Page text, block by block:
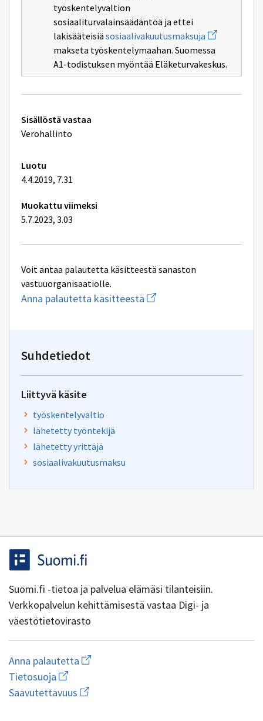
työskentelyvaltion
sosiaaliturvalainsäädäntöä ja ettei
lakisääteisiä sosiaalivakuutusmaksuja Avaa
uuden
ikkunan
sivulle
makseta työskentelymaahan. Suomessa
A1-todistuksen myöntää Eläketurvakeskus.
Tekniset
lisätiedot
Sisällöstä vastaa
Verohallinto
Luotu
4.4.2019, 7.31
Muokattu viimeksi
5.7.2023, 3.03
Voit antaa palautetta käsitteestä sanaston
vastuuorganisaatiolle.
Anna palautetta käsitteestä Aloita
uuden
Suhdetiedot
Liittyvä käsite
työskentelyvaltio
lähetetty työntekijä
lähetetty yrittäjä
sosiaalivakuutusmaksu
Suomi.fi -tietoa ja palvelua elämäsi tilanteisiin.
Verkkopalvelun kehittämisestä vastaa Digi- ja
väestötietovirasto
Anna palautetta Aloita
uuden
kirjoitus
osoitteeseen
Tietosuoja Avaa
linkki
uuteen
Saavutettavuus Avaa
linkki